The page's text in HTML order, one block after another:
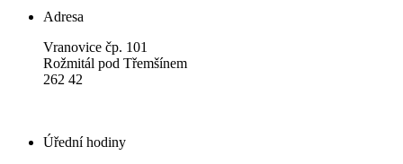
Adresa
Vranovice čp. 101
Rožmitál pod Třemšínem
262 42
Úřední hodiny